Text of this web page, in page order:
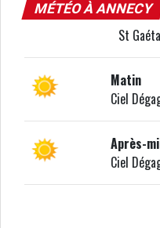
MÉTÉO À ANNECY
St
Matin
Ciel
Après-
Ciel